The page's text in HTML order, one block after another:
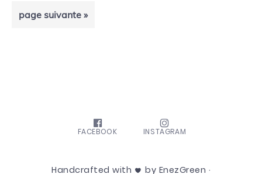
la
Aller
page suivante »
FACEBOOK INSTAGRAM
Handcrafted with by EnezGreen ·